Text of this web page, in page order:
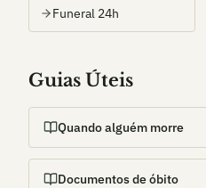
Funeral 24h
Guias Úteis
Quando alguém morre
Documentos de óbito